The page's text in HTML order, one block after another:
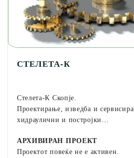
СТЕЛЕТА-К
Стелета-К Скопје.
Проектирање, изведба и
хидраулични и постројки…
АРХИВИРАН ПРОЕКТ
Проектот повеќе не е активен.